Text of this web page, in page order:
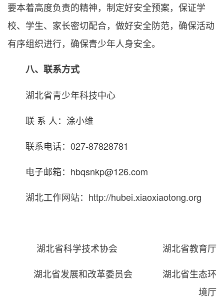
要本着高度负责的精神，制定好安全预案，保证学
校、学生、家长密切配合，做好安全防范，确保活动
有序组织进行，确保青少年人身安全。
八、联系方式
湖北省青少年科技中心
联 系 人：涂小维
联系电话：027-87828781
电子邮箱：hbqsnkp@126.com
湖北工作网站：http://hubei.xiaoxiaotong.org
湖北省科学技术协会 湖北省教育厅
湖北省发展和改革委员会 湖北省生态环
境厅